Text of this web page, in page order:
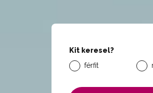
Kit keresel?
férfit